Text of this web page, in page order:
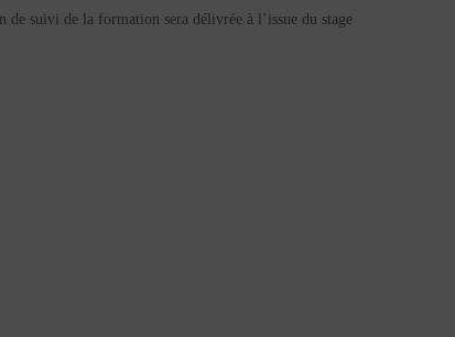
de suivi de la formation sera délivrée à l’issue du stage